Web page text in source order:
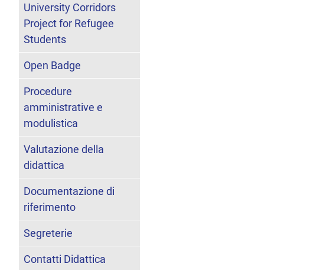
University Corridors
Project for Refugee
Students
Open Badge
Procedure
amministrative e
modulistica
Valutazione della
didattica
Documentazione di
riferimento
Segreterie
Contatti Didattica